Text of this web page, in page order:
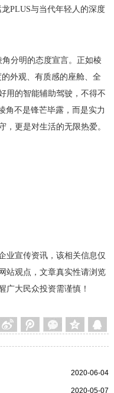
PLUS与当代年轻人的深度
分明的态度宣言。正如棱
外观、有质感的座舱、全
用的智能辅助驾驶，不得不
角不是锋芒毕露，而是实力
，更是对生活的无限热爱。
业宣传资讯，该相关信息仅
站观点，文章真实性请浏览
广大民众投资需谨慎！
2020-06-04
2020-05-07